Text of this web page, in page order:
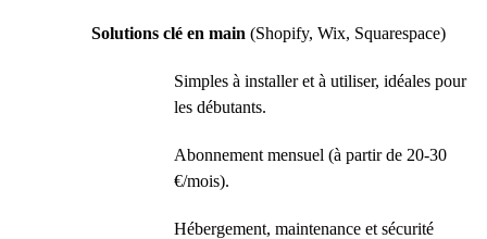
Solutions clé en main (Shopify, Wix, Squarespace)
Simples à installer et à utiliser, idéales pour
les débutants.
Abonnement mensuel (à partir de 20-30
€/mois).
Hébergement, maintenance et sécurité